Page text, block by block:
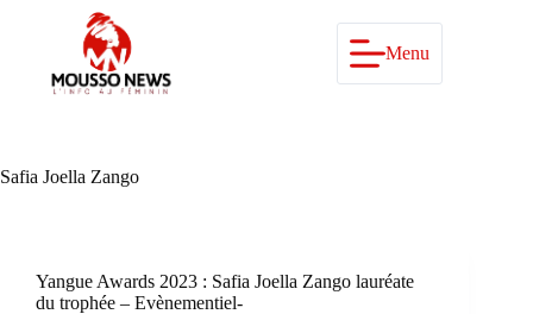
Menu
Safia Joella Zango
Yangue Awards 2023 : Safia Joella Zango lauréate
du trophée – Evènementiel-